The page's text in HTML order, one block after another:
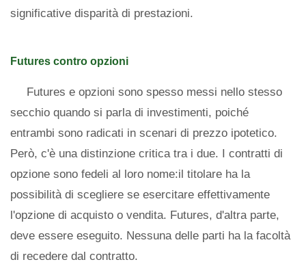
significative disparità di prestazioni.
Futures contro opzioni
Futures e opzioni sono spesso messi nello stesso
secchio quando si parla di investimenti, poiché
entrambi sono radicati in scenari di prezzo ipotetico.
Però, c'è una distinzione critica tra i due. I contratti di
opzione sono fedeli al loro nome:il titolare ha la
possibilità di scegliere se esercitare effettivamente
l'opzione di acquisto o vendita. Futures, d'altra parte,
deve essere eseguito. Nessuna delle parti ha la facoltà
di recedere dal contratto.